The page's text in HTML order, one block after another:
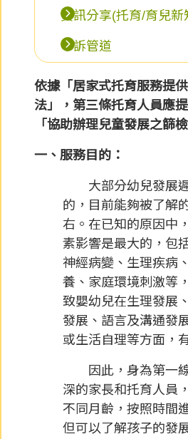
資訊分享(托育/育兒新
申訴管道
依據「居家式托育服務提
法」，第三條托育人員應
「協助辦理兒童發展之篩檢
一、服務目的：
大部分幼兒發展遲
的，目前能夠被了解
右。在已知的原因中
素影響是最大的，包
神經病變、生理疾病
養、家庭環境刺激等
致嬰幼兒在生理發展
發展、語言及溝通發
或生活自理等方面，
因此，身為第一線
深的家長和托育人員
不同月齡，按照時間
但可以了解孩子的發